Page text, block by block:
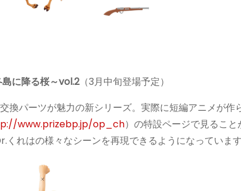
に降る桜～vol.2（3月中旬登場予定）
換パーツが魅力の新シリーズ。実際に短編アニメが作
www.prizebp.jp/op_ch）の特設ページで見ること
れはの様々なシーンを再現できるようになっています